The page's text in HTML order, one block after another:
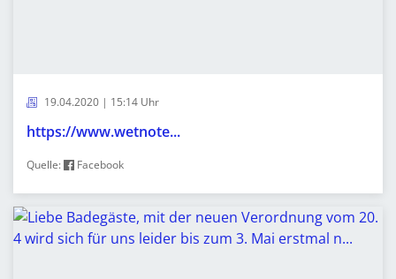
19.04.2020 | 15:14 Uhr
https://www.wetnote...
Quelle: Facebook